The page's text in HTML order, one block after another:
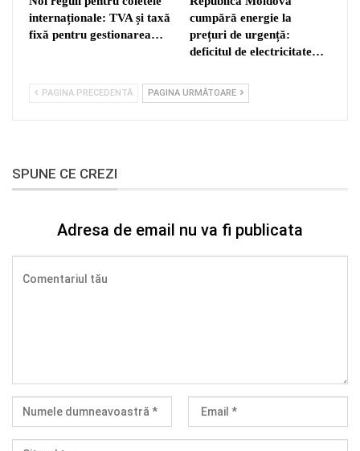
internaționale: TVA și taxă
fixă pentru gestionarea…
cumpără energie la
prețuri de urgență:
deficitul de electricitate…
PAGINA PRECEDENTĂ PAGINA URMĂTOARE
SPUNE CE CREZI
Adresa de email nu va fi publicata